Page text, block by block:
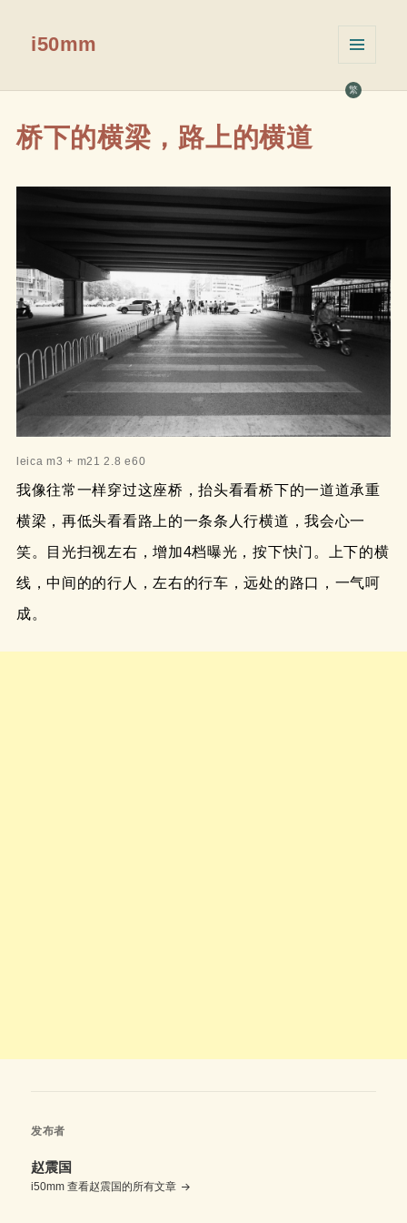
繁
i50mm
挂件
桥下的横梁，路上的横道
leica m3 + m21 2.8 e60
我像往常一样穿过这座桥，抬头看看桥下的一道道承重
横梁，再低头看看路上的一条条人行横道，我会心一
笑。目光扫视左右，增加4档曝光，按下快门。上下的横
线，中间的的行人，左右的行车，远处的路口，一气呵
成。
发布者
赵震国
i50mm查看赵震国的所有文章